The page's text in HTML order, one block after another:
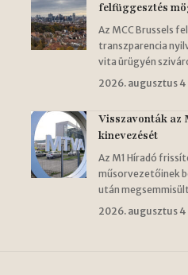
felfüggesztés
Az MCC Brussels
transzparencia
vita ürügyén
2026. augusztus 4
Visszavonták az
kinevezését
Az M1 Híradó
műsorvezetőinek
után
2026. augusztus 4